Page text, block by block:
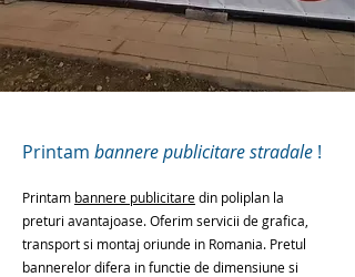
Printam bannere publicitare stradale !
Printam bannere publicitaredin poliplan la
preturi avantajoase. Oferim servicii de grafica,
transport si montaj oriunde in Romania. Pretul
bannerelor difera in functie de dimensiune si